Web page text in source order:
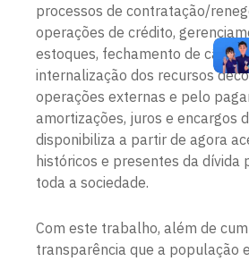
processos de contratação/
operações de crédito,
estoques, fechamento de
internalização dos recursos
operações externas e pelo
amortizações, juros e encargos
disponibiliza a partir de agora
históricos e presentes da dívida
toda a sociedade.
Com este trabalho, além de
transparência que a população